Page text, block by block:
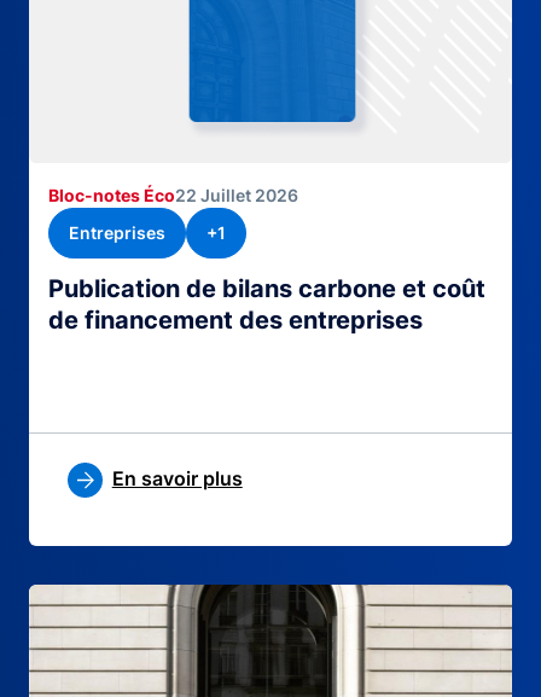
Publication de bilans carbone et coût
de financement des entreprises
Bloc-notes Éco22 Juillet 2026
Entreprises
+1
En savoir plus